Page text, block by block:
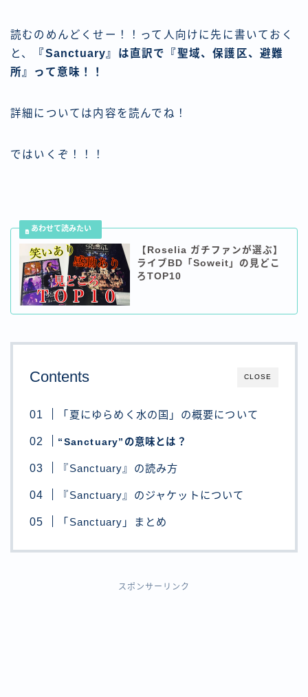
読むのめんどくせー！！って人向けに先に書いておく
と、
『Sanctuary』は直訳で『聖域、保護区、避難
所』って意味！！
詳細については内容を読んでね！
ではいくぞ！！！
【Roselia ガチファンが選ぶ】
ライブBD「Soweit」の見どこ
ろTOP10
CLOSE
Contents
「夏にゆらめく水の国」の概要について
“Sanctuary”の意味とは？
『Sanctuary』の読み方
『Sanctuary』のジャケットについて
「Sanctuary」まとめ
スポンサーリンク